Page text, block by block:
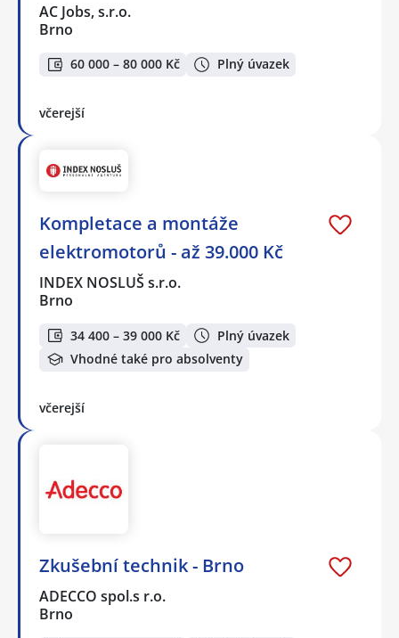
AC Jobs, s.r.o.
Brno
60 000 – 80 000 Kč Plný úvazek
včerejší
Kompletace a montáže
elektromotorů - až 39.000 Kč
INDEX NOSLUŠ s.r.o.
Brno
34 400 – 39 000 Kč
Plný úvazek
Vhodné také pro absolventy
včerejší
Zkušební technik - Brno
ADECCO spol.s r.o.
Brno